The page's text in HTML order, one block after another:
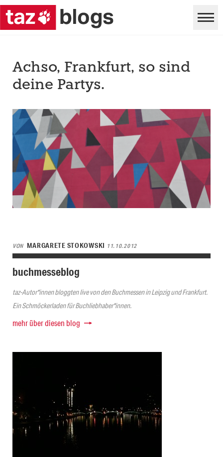
Achso, Frankfurt, so sind
deine Partys.
VON MARGARETE STOKOWSKI 11.10.2012
buchmesseblog
taz-Autor*innen bloggten live von den Buchmessen in Leipzig und Frankfurt.
Ein Schmöckerladen für Buchliebhaber*innen.
mehr über diesen blog